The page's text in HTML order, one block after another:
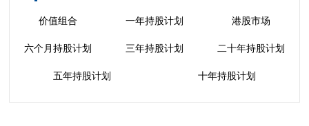
价值组合 一年持股计划 港股市场
六个月持股计划 三年持股计划 二十年持股计划
五年持股计划 十年持股计划